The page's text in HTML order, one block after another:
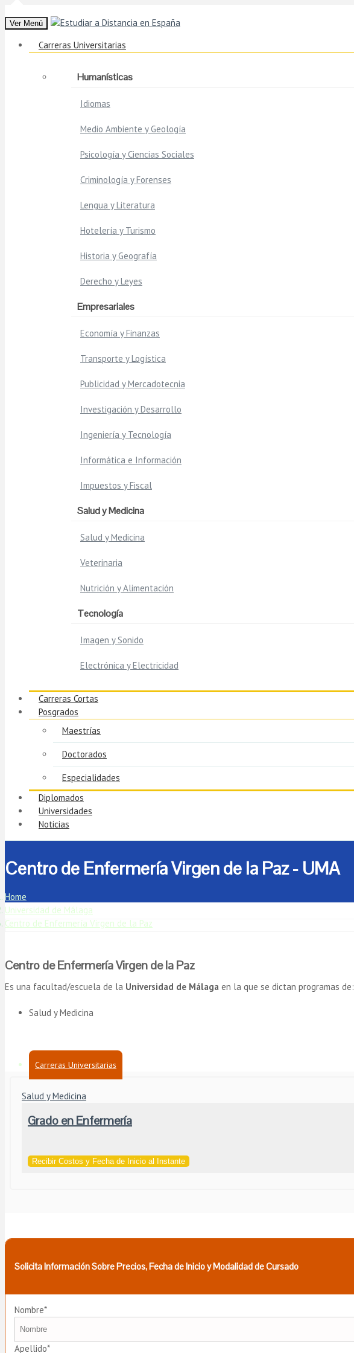
Ver Menú
Carreras Universitarias
Humanísticas
Idiomas
Medio Ambiente y Geología
Psicología y Ciencias Sociales
Criminología y Forenses
Lengua y Literatura
Hotelería y Turismo
Historia y Geografía
Derecho y Leyes
Empresariales
Economía y Finanzas
Transporte y Logística
Publicidad y Mercadotecnia
Investigación y Desarrollo
Ingeniería y Tecnología
Informática e Información
Impuestos y Fiscal
Salud y Medicina
Salud y Medicina
Veterinaria
Nutrición y Alimentación
Tecnología
Imagen y Sonido
Electrónica y Electricidad
Carreras Cortas
Posgrados
Maestrías
Doctorados
Especialidades
Diplomados
Universidades
Noticias
Centro de Enfermería Virgen de la Paz - UMA
Home
Universidad de Málaga
Centro de Enfermería Virgen de la Paz
Centro de Enfermería Virgen de la Paz
Es una facultad/escuela de la Universidad de Málaga en la que se dictan programas de:
Salud y Medicina
Carreras Universitarias
Salud y Medicina
Grado en Enfermería
Recibir Costos y Fecha de Inicio al Instante
Solicita Información Sobre Precios, Fecha de Inicio y Modalidad de Cursado
Nombre*
Apellido*